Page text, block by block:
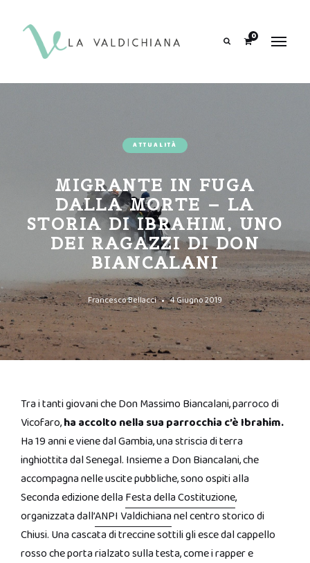
0
ATTUALITÀ
MIGRANTE IN FUGA
DALLA MORTE – LA
STORIA DI IBRAHIM, UNO
DEI RAGAZZI DI DON
BIANCALANI
Francesco Bellacci 4 Giugno 2019
Tra i tanti giovani che Don Massimo Biancalani, parroco di
Vicofaro,ha accolto nella sua parrocchia c’è Ibrahim.
Ha 19 anni e viene dal Gambia, una striscia di terra
inghiottita dal Senegal. Insieme a Don Biancalani, che
accompagna nelle uscite pubbliche, sono ospiti alla
Seconda edizione della Festa della Costituzione,
organizzata dall’ANPI Valdichiananel centro storico di
Chiusi. Una cascata di treccine sottili gli esce dal cappello
rosso che porta rialzato sulla testa, come i rapper e